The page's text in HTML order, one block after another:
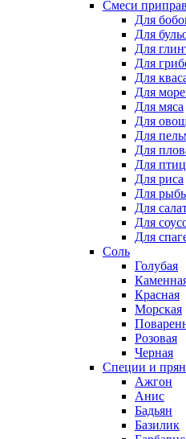
Смеси приправ
Для
Для
Для
Для
Для
Для
Для мяса
Для
Для
Для
Для
Для риса
Для
Для
Для
Для
Соль
Голубая
Красная
Морская
Розовая
Черная
Специи и
Ажгон
Анис
Бадьян
Базилик